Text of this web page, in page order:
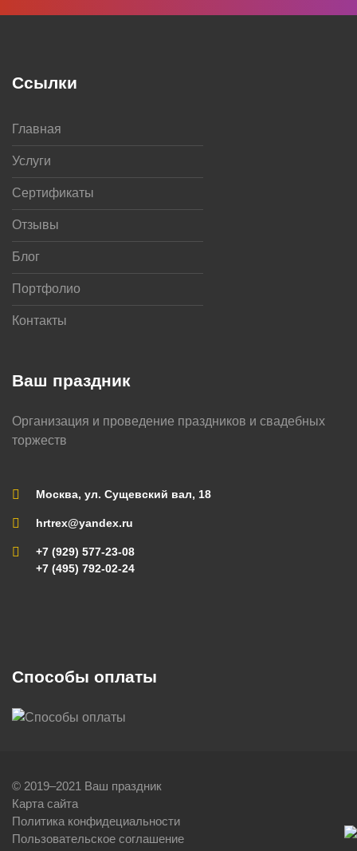
Ваш праздник
Организация и проведение праздников и свадебных
торжеств
Москва, ул. Сущевский вал, 18
hrtrex@yandex.ru
+7 (929) 577-23-08
+7 (495) 792-02-24
Ссылки
Главная
Услуги
Сертификаты
Отзывы
Блог
Портфолио
Контакты
Способы оплаты
© 2019–2021 Ваш праздник
Карта сайта
Политика конфидециальности
Пользовательское соглашение